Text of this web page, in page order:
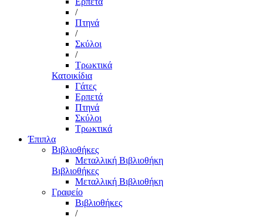
/
Πτηνά
/
Σκύλοι
/
Τρωκτικά
Κατοικίδια
Γάτες
Ερπετά
Πτηνά
Σκύλοι
Τρωκτικά
Έπιπλα
Βιβλιοθήκες
Μεταλλική Βιβλιοθήκη
Βιβλιοθήκες
Μεταλλική Βιβλιοθήκη
Γραφείο
Βιβλιοθήκες
/